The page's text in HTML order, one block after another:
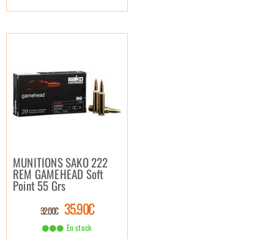
MUNITIONS SAKO 222
REM GAMEHEAD Soft
Point 55 Grs
32.00€ 35.90€
En stock